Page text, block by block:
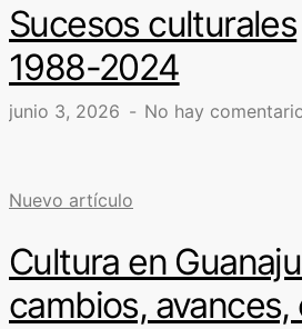
Sucesos culturales
1988-2024
junio 3, 2026 No hay
Nuevo artículo
Cultura en
cambios,